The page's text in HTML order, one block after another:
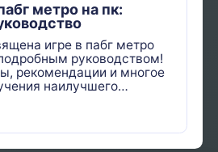
метро на пк:
игре в пабг метро
руководством!
рекомендации и многое
наилучшего